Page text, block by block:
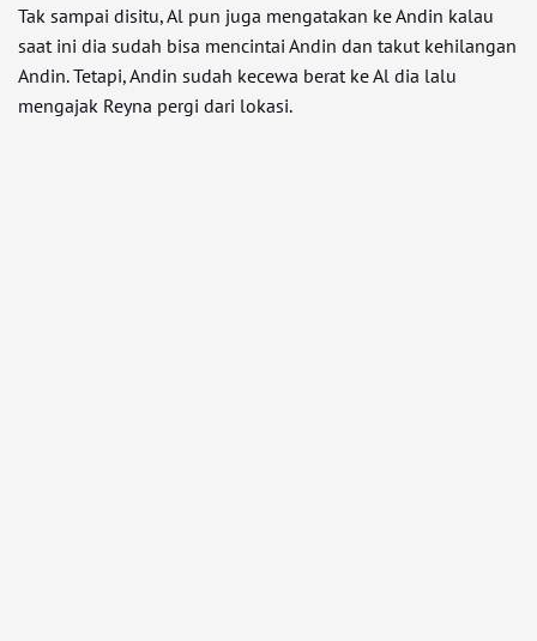
Tak sampai disitu, Al pun juga mengatakan ke Andin kalau
saat ini dia sudah bisa mencintai Andin dan takut kehilangan
Andin. Tetapi, Andin sudah kecewa berat ke Al dia lalu
mengajak Reyna pergi dari lokasi.